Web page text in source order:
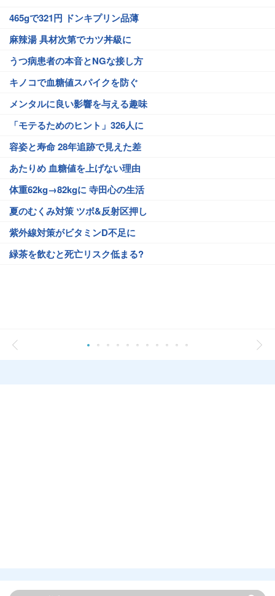
465gで321円 ドンキプリン品薄
麻辣湯 具材次第でカツ丼級に
うつ病患者の本音とNGな接し方
キノコで血糖値スパイクを防ぐ
メンタルに良い影響を与える趣味
「モテるためのヒント」326人に
容姿と寿命 28年追跡で見えた差
あたりめ 血糖値を上げない理由
体重62kg→82kgに 寺田心の生活
夏のむくみ対策 ツボ&反射区押し
紫外線対策がビタミンD不足に
緑茶を飲むと死亡リスク低まる?